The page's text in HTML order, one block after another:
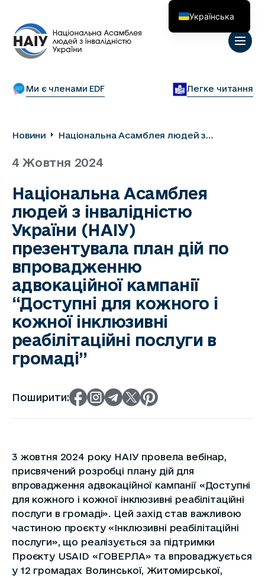
Ми є членами EDF Легке читання
Новини
Національна Асамблея людей з
презентувала план дій по впровадженню
кожного і кожної інклюзивні
реабілітаційні послуги в громаді”
4 Жовтня 2024
Національна Асамблея
людей з інвалідністю
України (НАІУ)
презентувала план дій по
впровадженню
адвокаційної кампанії
“Доступні для кожного і
кожної інклюзивні
реабілітаційні послуги в
громаді”
Поширити:
3 жовтня 2024 року НАІУ провела вебінар,
присвячений розробці плану дій для
впровадження адвокаційної кампанії «Доступні
для кожного і кожної інклюзивні реабілітаційні
послуги в громаді». Цей захід став важливою
частиною проєкту «Інклюзивні реабілітаційні
послуги», що реалізується за підтримки
Проєкту USAID «ГОВЕРЛА» та впроваджується
у 12 громадах Волинської, Житомирської,
Українська
English